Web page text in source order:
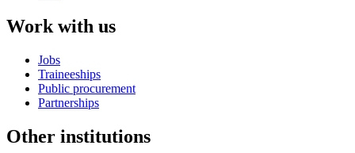
Work with us
Jobs
Traineeships
Public procurement
Partnerships
Other institutions